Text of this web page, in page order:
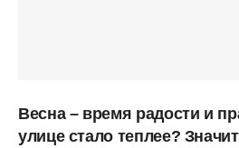
Весна – время радости и
улице стало теплее?